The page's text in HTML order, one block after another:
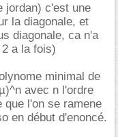
jordan) c'est une
la diagonale, et
diagonale, ca n'a
a la fois)
minimal de
avec n l'ordre
que l'on se ramene
en début d'enoncé.